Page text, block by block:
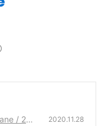
/ 200
2020.11.28